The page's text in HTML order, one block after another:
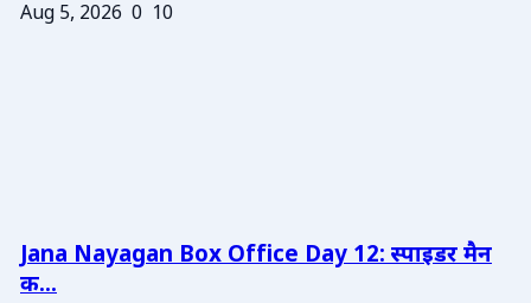
Aug 5, 2026 0 10
Jana Nayagan Box Office Day 12: स्पाइडर मैन
क...